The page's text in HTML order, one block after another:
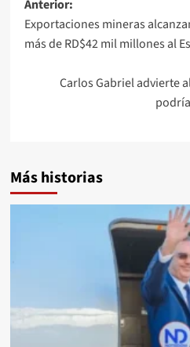
Anterior:
Exportaciones mineras
más de RD$42 mil millones al
Carlos Gabriel advierte
Más historias